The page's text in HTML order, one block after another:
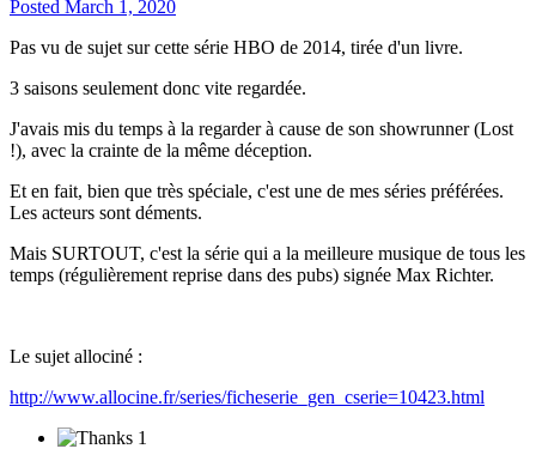
Posted March 1, 2020
Pas vu de sujet sur cette série HBO de 2014, tirée d'un livre.
3 saisons seulement donc vite regardée.
J'avais mis du temps à la regarder à cause de son showrunner (Lost
!), avec la crainte de la même déception.
Et en fait, bien que très spéciale, c'est une de mes séries préférées.
Les acteurs sont déments.
Mais SURTOUT, c'est la série qui a la meilleure musique de tous les
temps (régulièrement reprise dans des pubs) signée Max Richter.
Le sujet allociné :
http://www.allocine.fr/series/ficheserie_gen_cserie=10423.html
1